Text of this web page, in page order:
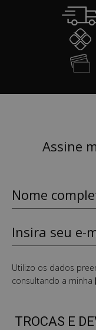
Assine
Utilizo os dados
consultando a minha
TROCAS E